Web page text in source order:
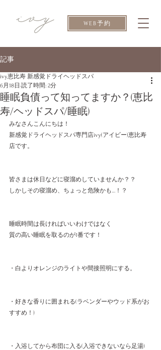
WEB予約
記事
睡眠負債って知ってますか？(恵比
寿/ヘッドスパ/睡眠)
ivy恵比寿 新感覚ドライヘッドスパ
6月18日 読了時間: 2分
みなさんこんにちは！
新感覚ドライヘッドスパ専門店ivy(アイビー)恵比寿
店です。
皆さまは休日などに寝溜めしていませんか？？
しかしその寝溜め、ちょっと危険かも…！？
睡眠時間は長ければいいわけではなく
質の高い睡眠を取るのが1番です！
・白よりオレンジのライトや間接照明にする。
・好きな香りに囲まれる(ラベンダーやウッド系がお
すすめ！)
・入浴してから布団に入る(入浴できないなら足湯)